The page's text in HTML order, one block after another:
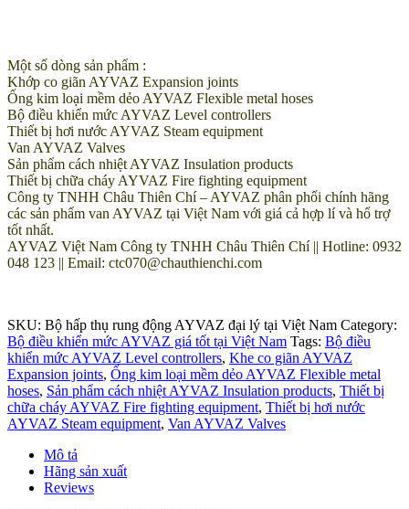
Một số dòng sản phẩm :
Khớp co giãn AYVAZ Expansion joints
Ống kim loại mềm dẻo AYVAZ Flexible metal hoses
Bộ điều khiển mức AYVAZ Level controllers
Thiết bị hơi nước AYVAZ Steam equipment
Van AYVAZ Valves
Sản phẩm cách nhiệt AYVAZ Insulation products
Thiết bị chữa cháy AYVAZ Fire fighting equipment
Công ty TNHH Châu Thiên Chí – AYVAZ phân phối chính hãng
các sản phẩm van AYVAZ tại Việt Nam với giá cả hợp lí và hổ trợ
tốt nhất.
AYVAZ Việt Nam Công ty TNHH Châu Thiên Chí || Hotline: 0932
048 123 || Email: ctc070@chauthienchi.com
SKU: Bộ hấp thụ rung động AYVAZ đại lý tại Việt Nam Category:
Bộ điều khiển mức AYVAZ giá tốt tại Việt Nam Tags: Bộ điều
khiển mức AYVAZ Level controllers, Khe co giãn AYVAZ
Expansion joints, Ống kim loại mềm dẻo AYVAZ Flexible metal
hoses, Sản phẩm cách nhiệt AYVAZ Insulation products, Thiết bị
chữa cháy AYVAZ Fire fighting equipment, Thiết bị hơi nước
AYVAZ Steam equipment, Van AYVAZ Valves
Mô tả
Hãng sản xuất
Reviews